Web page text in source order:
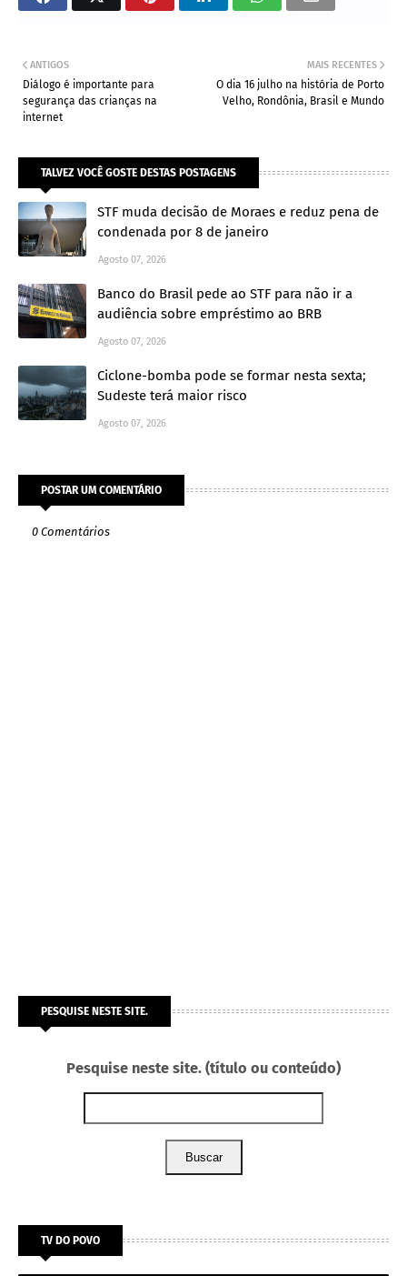
MAIS RECENTES
O dia 16 julho na história de Porto
Velho, Rondônia, Brasil e Mundo
ANTIGOS
Diálogo é importante para
segurança das crianças na
internet
TALVEZ VOCÊ GOSTE DESTAS POSTAGENS
STF muda decisão de Moraes e reduz pena de
condenada por 8 de janeiro
Agosto 07, 2026
Banco do Brasil pede ao STF para não ir a
audiência sobre empréstimo ao BRB
Agosto 07, 2026
Ciclone-bomba pode se formar nesta sexta;
Sudeste terá maior risco
Agosto 07, 2026
POSTAR UM COMENTÁRIO
0 Comentários
PESQUISE NESTE SITE.
Pesquise neste site. (título ou conteúdo)
Buscar
TV DO POVO